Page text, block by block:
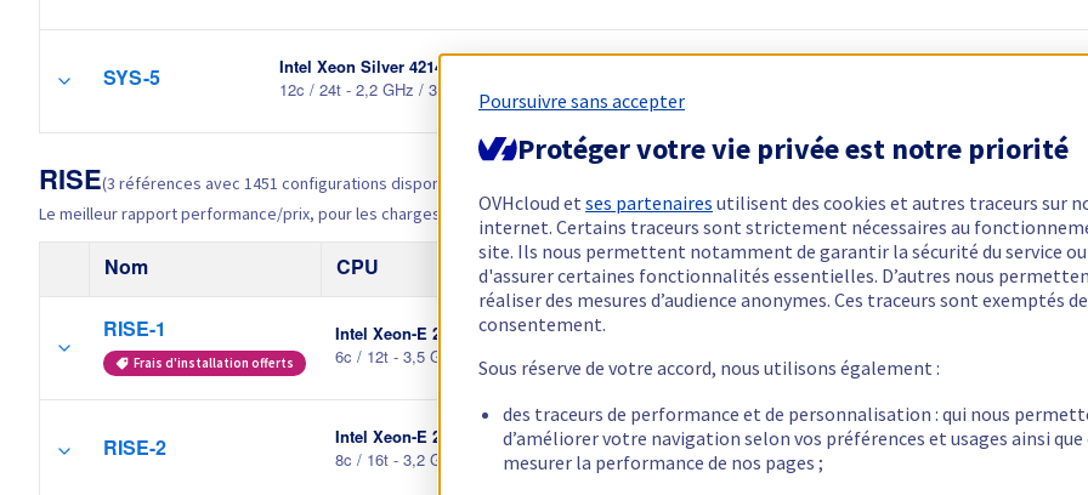
SYS-5
Intel Xeon Silver 4214R
12c / 24t - 2,2 GHz / 3,5 GHz
RISE(3 références avec 1451 configurations disponibles)
Le meilleur rapport performance/prix, pour les charges de travail exigeantes. Découvrir la gamme RISE →
Nom CPU RAM Stockage Bande
RISE-1
Frais d'installation offerts
Intel Xeon-E 2386G
6c / 12t - 3,5 GHz / 4,7 GHz
To
RISE-2
Intel Xeon-E 2388G
8c / 16t - 3,2 GHz / 4,6 GHz
32 Go à 128 Go
2 x 512 Go - 4 x 3,84
To
Publique1 Gbit/s
Poursuivre sans accepter
Protéger votre vie privée est notre priorité
OVHcloud et ses partenaires utilisent des cookies et autres traceurs sur
internet. Certains traceurs sont strictement nécessaires au
site. Ils nous permettent notamment de garantir la sécurité du service ou
d'assurer certaines fonctionnalités essentielles. D’autres nous
réaliser des mesures d’audience anonymes. Ces traceurs sont exemptés de
consentement.
Sous réserve de votre accord, nous utilisons également :
des traceurs de performance et de personnalisation : qui nous
d’améliorer votre navigation selon vos préférences et usages ainsi que
mesurer la performance de nos pages ;